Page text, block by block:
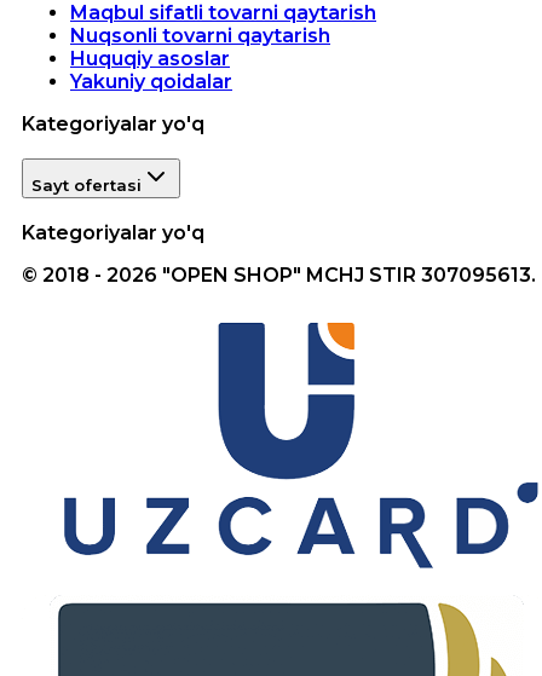
Maqbul sifatli tovarni qaytarish
Nuqsonli tovarni qaytarish
Huquqiy asoslar
Yakuniy qoidalar
Kategoriyalar yo'q
Sayt ofertasi
Kategoriyalar yo'q
© 2018 - 2026 "OPEN SHOP" MCHJ STIR 307095613.